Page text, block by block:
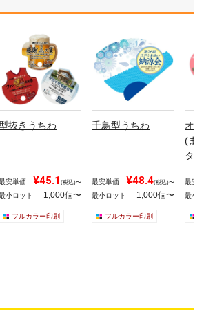
抜きうちわ
安単価 ¥45.1 (税込)〜
小ロット 1,000個〜
フルカラー印刷
千鳥型うちわ
最安単価 ¥48.4(税込)〜
最小ロット 1,000個〜
フルカラー印刷
オ
(ま
タ
最安
最小